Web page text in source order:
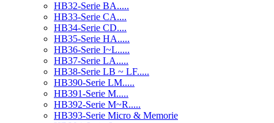
HB32-Serie BA.....
HB33-Serie CA....
HB34-Serie CD....
HB35-Serie HA.....
HB36-Serie I~L.....
HB37-Serie LA.....
HB38-Serie LB ~ LF.....
HB390-Serie LM.....
HB391-Serie M.....
HB392-Serie M~R.....
HB393-Serie Micro & Memorie